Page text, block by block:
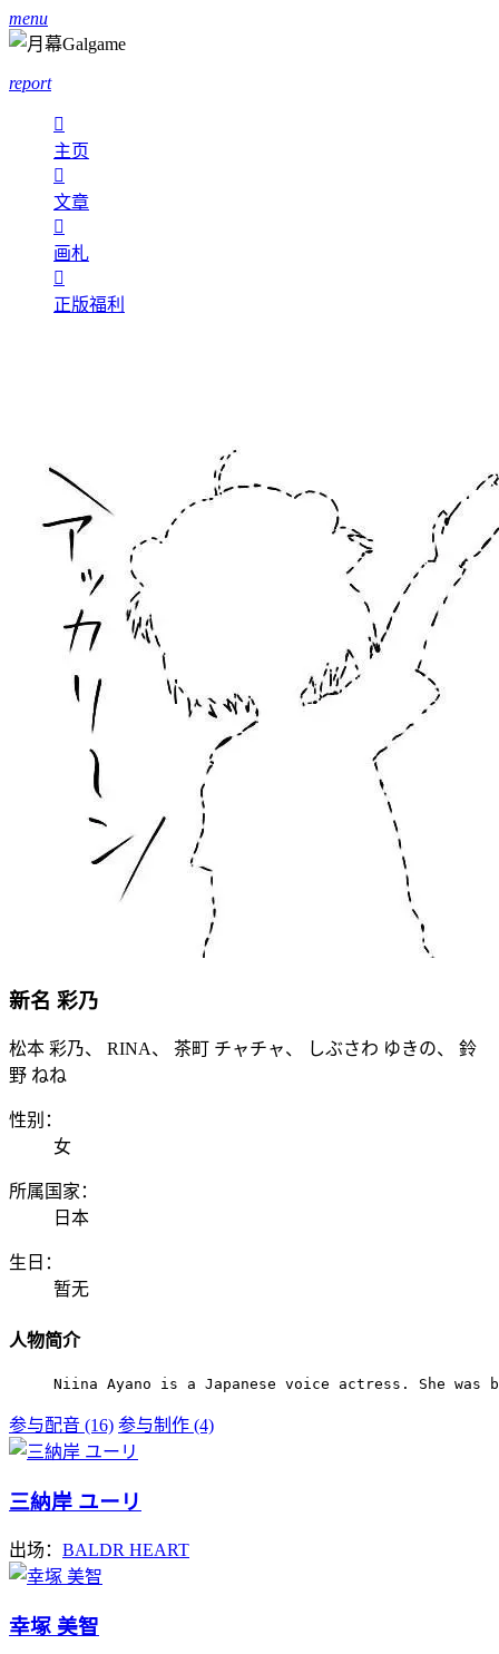
menu
report

主页

文章

画札

正版福利
新名 彩乃
松本 彩乃、 RINA、 茶町 チャチャ、 しぶさわ ゆきの、 鈴
野 ねね
性别：
女
所属国家：
日本
生日：
暂无
人物简介
Niina Ayano is a Japanese voice actress. She
参与配音 (16) 参与制作 (4)
三納岸 ユーリ
出场： BALDR HEART
幸塚 美智